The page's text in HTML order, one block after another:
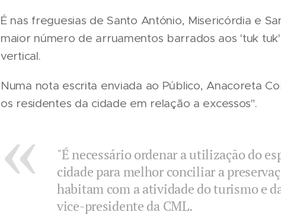
É nas freguesias de Santo António, Misericórdia e
maior número de arruamentos barrados aos 'tuk
vertical.
Numa nota escrita enviada ao Público, Anacoreta
os residentes da cidade em relação a excessos".
"É necessário ordenar a utilização do
cidade para melhor conciliar a
habitam com a atividade do turismo e
vice-presidente da CML.